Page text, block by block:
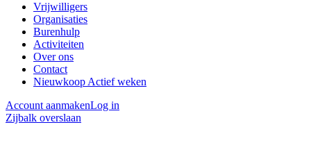
Vrijwilligers
Organisaties
Burenhulp
Activiteiten
Over ons
Contact
Nieuwkoop Actief weken
Account aanmakenLog in
Zijbalk overslaan